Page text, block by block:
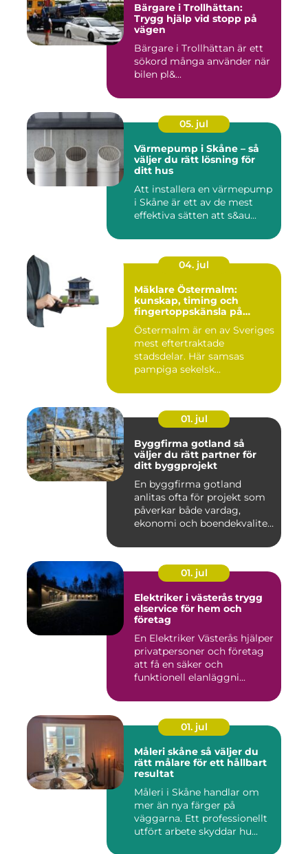
Bärgare i Trollhättan:
Trygg hjälp vid stopp på
vägen
Bärgare i Trollhättan är ett
sökord många använder när
bilen pl&...
05. jul
Värmepump i Skåne – så
väljer du rätt lösning för
ditt hus
Att installera en värmepump
i Skåne är ett av de mest
effektiva sätten att s&au...
04. jul
Mäklare Östermalm:
kunskap, timing och
fingertoppskänsla på
stockholms mest klassiska
adress
Östermalm är en av Sveriges
mest eftertraktade
stadsdelar. Här samsas
pampiga sekelsk...
01. jul
Byggfirma gotland så
väljer du rätt partner för
ditt byggprojekt
En byggfirma gotland
anlitas ofta för projekt som
påverkar både vardag,
ekonomi och boendekvalitet
01. jul
Elektriker i västerås trygg
elservice för hem och
företag
En Elektriker Västerås hjälper
privatpersoner och företag
att få en säker och
funktionell elanläggni...
01. jul
Måleri skåne så väljer du
rätt målare för ett hållbart
resultat
Måleri i Skåne handlar om
mer än nya färger på
väggarna. Ett professionellt
utfört arbete skyddar hu...